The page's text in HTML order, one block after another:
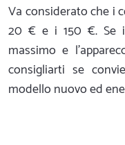
Va considerato che i
20 € e i 150 €. Se
massimo e
consigliarti se
modello nuovo ed